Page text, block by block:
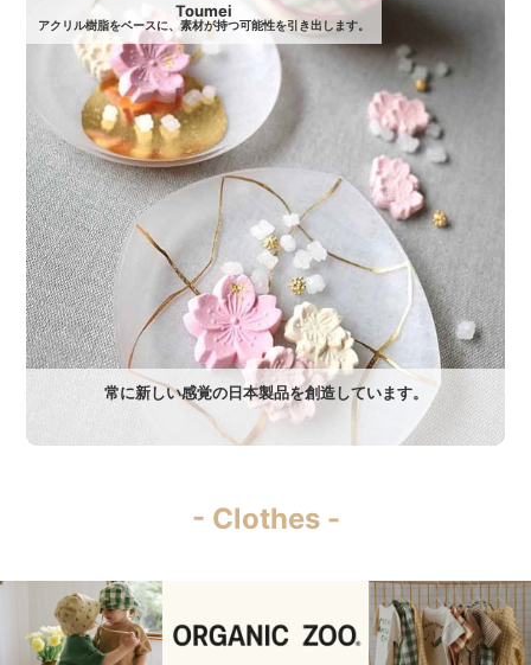
Toumei
アクリル樹脂をベースに、素材が持つ可能性を引き出します。
常に新しい感覚の日本製品を創造しています。
- Clothes -